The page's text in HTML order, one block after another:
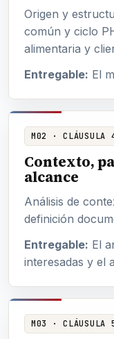
Origen y
común y ciclo
alimentaria y
Entregable: El
M02 · CLÁUSULA
Contexto,
alcance
Análisis de
definición
Entregable: El
interesadas y el
M03 · CLÁUSULA